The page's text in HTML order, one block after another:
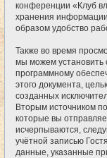
конференции «Клуб
хранения
образом удобство
Также во время
мы можем
программному
этого документа,
созданных
Вторым источником
которые вы
исчерпываются,
учётной записью
данные, указанные